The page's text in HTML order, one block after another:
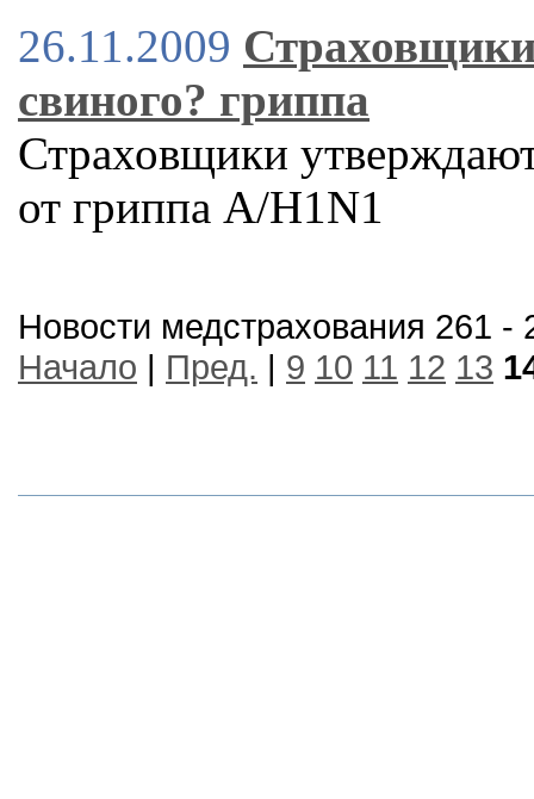
26.11.2009
свиного? гриппа
Страховщики
от гриппа A/H1N1
Новости медстрахования 261 -
Начало | Пред. | 9 10 11 12 13